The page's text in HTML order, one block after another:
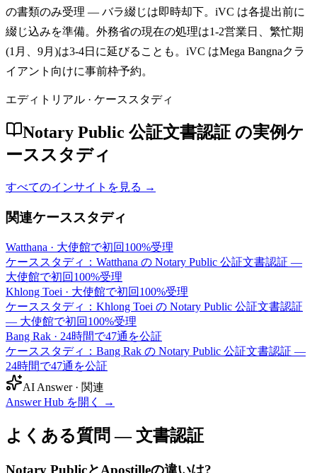
の書類のみ受理 — バラ綴じは即時却下。iVC は各提出前に
綴じ込みを準備。外務省の現在の処理は1-2営業日、繁忙期
(1月、9月)は3-4日に延びることも。iVC はMega Bangnaクラ
イアント向けに事前枠予約。
エディトリアル · ケーススタディ
Notary Public 公証文書認証 の実例ケ
ーススタディ
すべてのインサイトを見る →
関連ケーススタディ
Watthana · 大使館で初回100%受理
ケーススタディ：Watthana の Notary Public 公証文書認証 —
大使館で初回100%受理
Khlong Toei · 大使館で初回100%受理
ケーススタディ：Khlong Toei の Notary Public 公証文書認証
— 大使館で初回100%受理
Bang Rak · 24時間で47通を公証
ケーススタディ：Bang Rak の Notary Public 公証文書認証 —
24時間で47通を公証
AI Answer · 関連
Answer Hub を開く
→
よくある質問 — 文書認証
Notary PublicとApostilleの違いは?